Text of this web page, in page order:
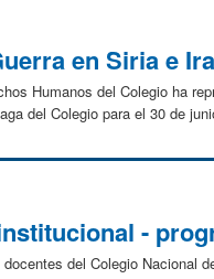
en Siria e
Humanos del Colegio ha
del Colegio para el 30 de
-
del Colegio